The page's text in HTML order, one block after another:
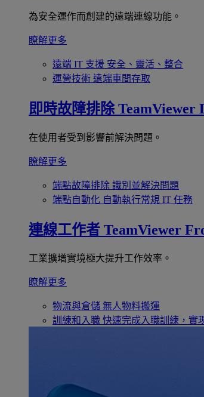
為安全運作而創建的遠端連線功能。
瞭解更多
遠端 IT 支援 安全、靈活、整合
運營技術 遠端車間存取
即時故障排除 TeamViewer
在使用者受到影響前解決問題。
瞭解更多
端點故障排除 識別並解決問題
端點自動化 自動執行常規 IT 任務
連線工作者 TeamViewer
工業擴增實境極大提升工作效率。
瞭解更多
物流與倉儲 無人物料搬運
訓練和入職 快速完成入職訓練，實